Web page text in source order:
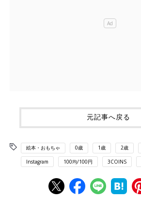
元記事へ戻る
絵本・おもちゃ 0歳 1歳 2歳
Instagram 100均/100円 3COINS